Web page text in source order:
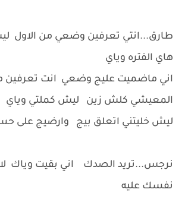
طارق...انتي تعرفين وضعي من الاول
هاي الفتره وياي
اني ماضميت عليج وضعي انت تعرفين
المعيشي كلش زين ليش كملتي وياي
ليش خليتني اتعلق بيج وارضيج على
نرجس...تريد الصدك اني بقيت وياك
نفسك عليه